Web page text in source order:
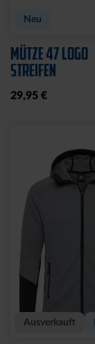
Neu
MÜTZE 47 LOGO
STREIFEN
29,95 €
Ausverkauft